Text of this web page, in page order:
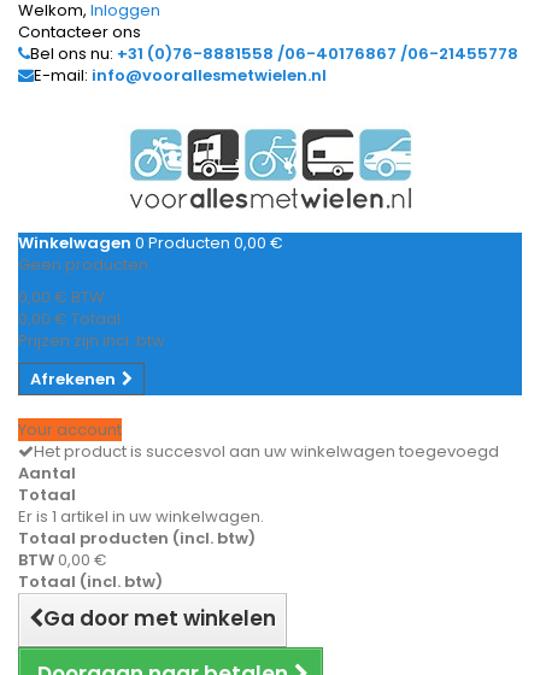
Welkom, Inloggen
Contacteer ons
Bel ons nu: +31 (0)76-8881558 /06-40176867 /06-21455778
E-mail: info@voorallesmetwielen.nl
Winkelwagen 0 Producten 0,00 €
Geen producten
0,00 € BTW
0,00 € Totaal
Prijzen zijn incl. btw
Afrekenen
Your account
Het product is succesvol aan uw winkelwagen toegevoegd
Aantal
Totaal
Er is 1 artikel in uw winkelwagen.
Totaal producten (incl. btw)
BTW 0,00 €
Totaal (incl. btw)
Ga door met winkelen